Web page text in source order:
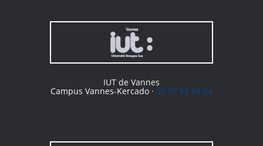
IUT de Vannes
Campus Vannes-Kercado · 02 97 62 64 64